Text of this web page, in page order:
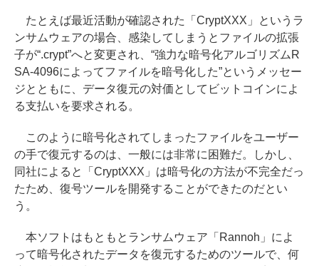
たとえば最近活動が確認された「CryptXXX」というラ
ンサムウェアの場合、感染してしまうとファイルの拡張
子が“.crypt”へと変更され、“強力な暗号化アルゴリズムR
SA-4096によってファイルを暗号化した”というメッセー
ジとともに、データ復元の対価としてビットコインによ
る支払いを要求される。
このように暗号化されてしまったファイルをユーザー
の手で復元するのは、一般には非常に困難だ。しかし、
同社によると「CryptXXX」は暗号化の方法が不完全だっ
たため、復号ツールを開発することができたのだとい
う。
本ソフトはもともとランサムウェア「Rannoh」によ
って暗号化されたデータを復元するためのツールで、何